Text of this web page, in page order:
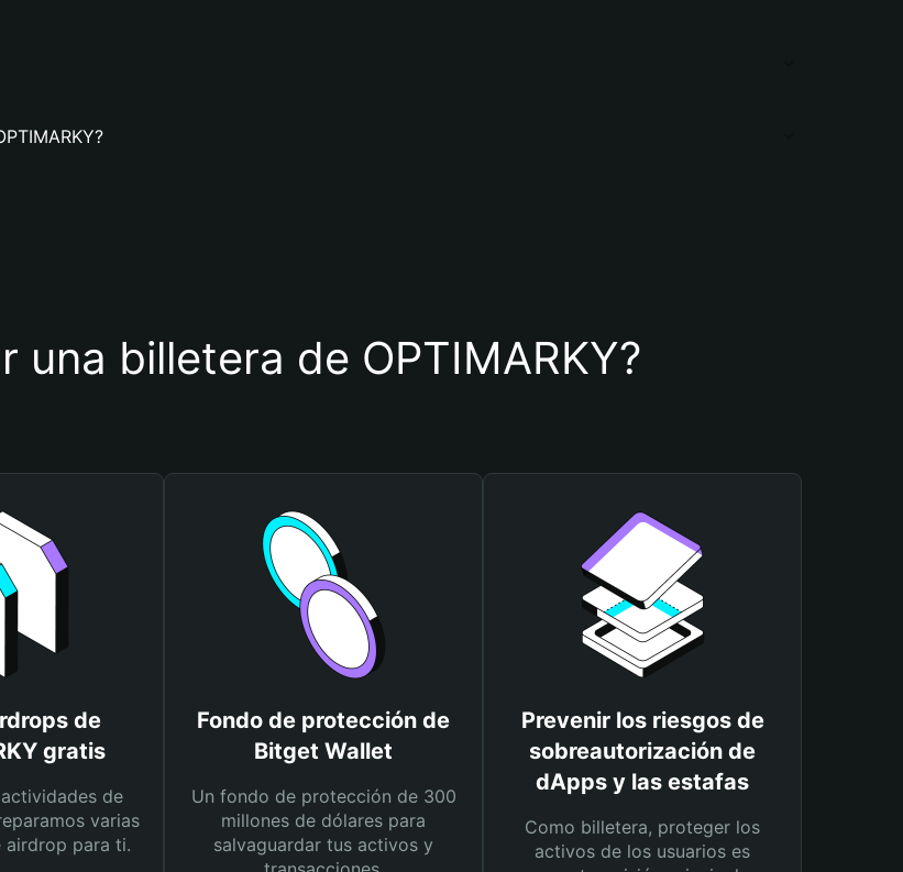
una billetera de OPTIMARKY?
de
gratis
de
varias
airdrop para ti.
Fondo de protección de
Bitget Wallet
Un fondo de protección de 300
millones de dólares para
salvaguardar tus activos y
Prevenir los riesgos de
sobreautorización de
dApps y las estafas
Como billetera, proteger los
activos de los usuarios es